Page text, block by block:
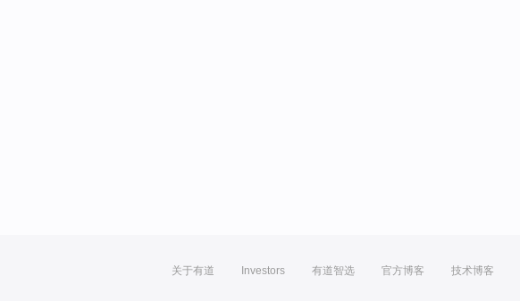
关于有道 Investors 有道智选 官方博客 技术博客